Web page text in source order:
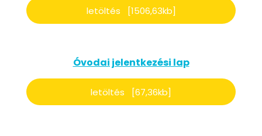
letöltés [1506,63kb]
Óvodai jelentkezési lap
letöltés [67,36kb]